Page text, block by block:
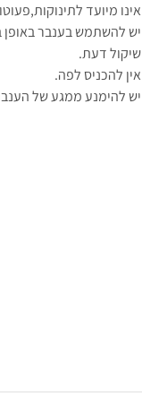
אינו מיועד
יש להשתמש בענבר באופן
שיקול דעת.
אין להכניס לפה.
יש להימנע ממגע של